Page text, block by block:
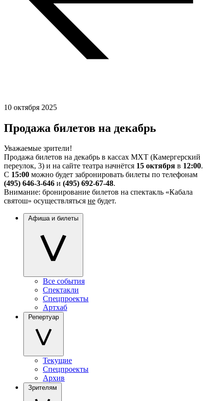
10 октября 2025
Продажа билетов на декабрь
Уважаемые зрители!
Продажа билетов на декабрь в кассах МХТ (Камергерский
переулок, 3) и на сайте театра начнётся 15 октября в 12:00.
С 15:00 можно будет забронировать билеты по телефонам
(495) 646-3-646 и (495) 692-67-48.
Внимание: бронирование билетов на спектакль «Кабала
святош» осуществляться не будет.
Афиша и билеты
Все события
Спектакли
Спецпроекты
Артхаб
Репертуар
Текущие
Спецпроекты
Архив
Зрителям